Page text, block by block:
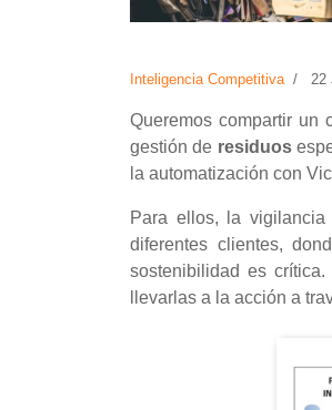
Inteligencia Competitiva 22
Queremos compartir un
gestión de residuos
la automatización con
Para ellos, la vigilancia
diferentes clientes,
sostenibilidad es
llevarlas a la acción a